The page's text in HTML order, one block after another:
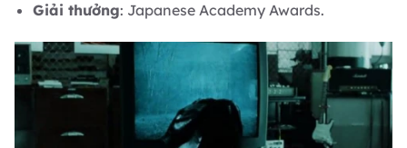
Giải thưởng: Japanese Academy Awards.